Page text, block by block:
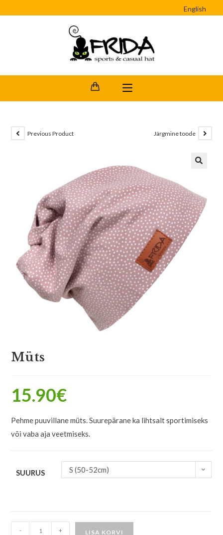
English
Previous Product Järgmine toode
Müts
15.90€
Pehme puuvillane müts. Suurepärane ka lihtsalt sportimiseks
või vaba aja veetmiseks.
SUURUS S (50-52cm)
- + LISA KORVI